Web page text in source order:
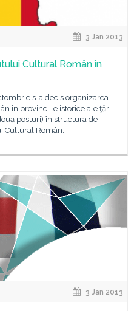
3 Jan 2013
Cultural Român în
s-a decis organizarea
în provinciile istorice ale ţării.
posturi) în structura de
Cultural Român.
3 Jan 2013